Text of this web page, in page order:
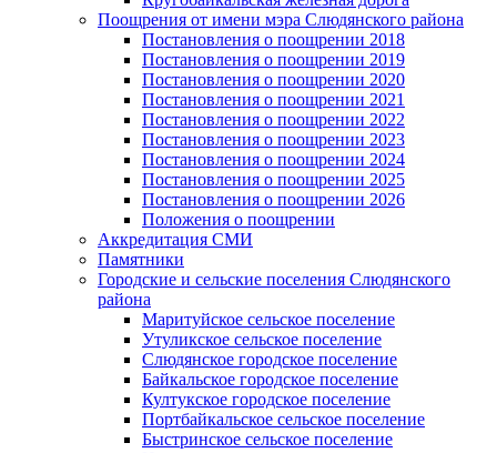
Поощрения от имени мэра Слюдянского района
Постановления о поощрении 2018
Постановления о поощрении 2019
Постановления о поощрении 2020
Постановления о поощрении 2021
Постановления о поощрении 2022
Постановления о поощрении 2023
Постановления о поощрении 2024
Постановления о поощрении 2025
Постановления о поощрении 2026
Положения о поощрении
Аккредитация СМИ
Памятники
Городские и сельские поселения Слюдянского
района
Маритуйское сельское поселение
Утуликское сельское поселение
Слюдянское городское поселение
Байкальское городское поселение
Култукское городское поселение
Портбайкальское сельское поселение
Быстринское сельское поселение